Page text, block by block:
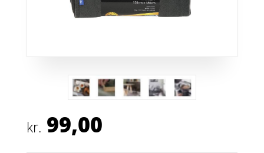
kr. 99,00